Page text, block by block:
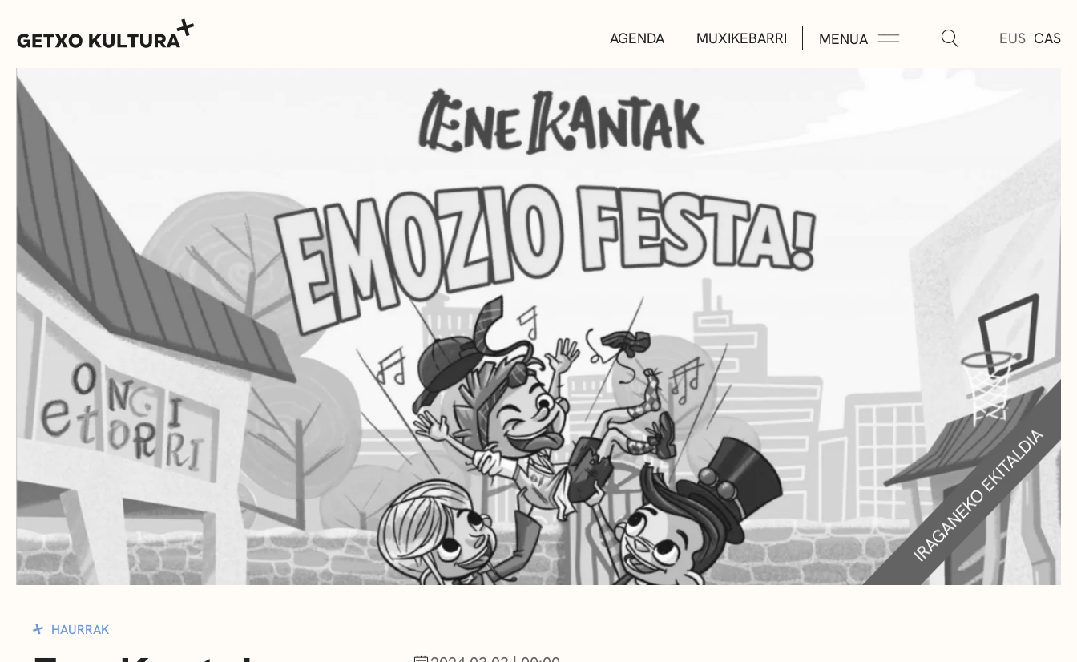
AGENDA MUXIKEBARRI MENUA EUS CAS
AGENDA
MUXIKEBARRI
KONTAKTUA
SARRERAK
KULTUR ETXEAK
LIBURUTEGIAK
MUSIKA ESKOLA
DEIALDIAK
BERRIAK
GETXO KULTURA
KULTUR ELKARTEAK
HAURRAK